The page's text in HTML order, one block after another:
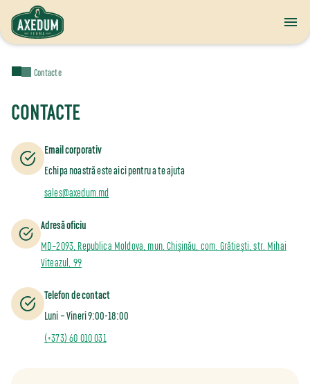
Contacte
CONTACTE
Email corporativ
Echipa noastră este aici pentru a te ajuta
sales@axedum.md
Adresă oficiu
MD–2093, Republica Moldova, mun. Chișinău, com. Grătiești, str. Mihai
Viteazul, 99
Telefon de contact
Luni – Vineri 9:00-18:00
(+373) 60 010 031